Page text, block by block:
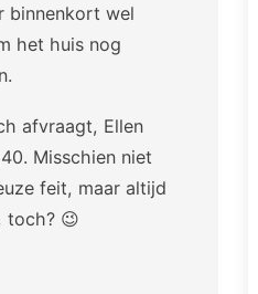
binnenkort wel
het huis nog
afvraagt, Ellen
Misschien niet
feit, maar altijd
toch? 😉